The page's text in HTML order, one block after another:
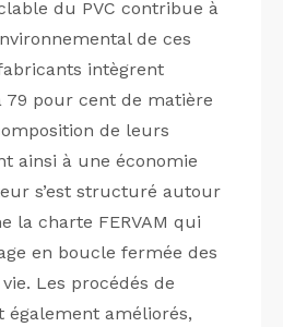
du PVC contribue à
de ces
intègrent
79 pour cent de matière
de leurs
ainsi à une économie
s’est structuré autour
la charte FERVAM qui
en boucle fermée des
Les procédés de
également améliorés,